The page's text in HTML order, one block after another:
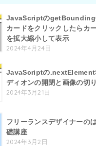
JavaScriptの
カードをクリックしたらカ
を拡大縮小して表示
2024年4月24日
JavaScriptの
ディオンの開閉と画像の切
2024年3月21日
フリーランスデザイナーの
礎講座
2024年3月2日